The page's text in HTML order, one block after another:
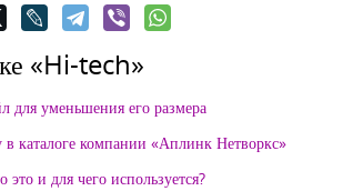
«Hi-tech»
для уменьшения его размера
каталоге компании «Аплинк Нетворкс»
и для чего используется?